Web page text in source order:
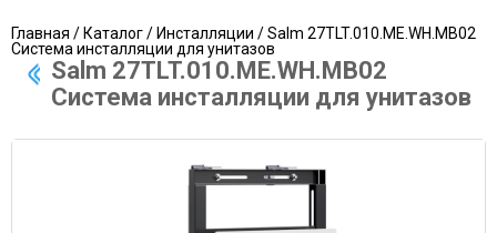
Главная /Каталог/Инсталляции / Salm 27TLT.010.ME.WH.MB02
Система инсталляции для унитазов
Salm 27TLT.010.ME.WH.MB02
Система инсталляции для унитазов